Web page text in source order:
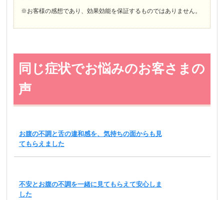
※お客様の感想であり、効果効能を保証するものではありません。
同じ症状でお悩みのお客さまの
声
お腹の不調と舌の違和感を、気持ちの面からも見
てもらえました
不安とお腹の不調を一緒に見てもらえて安心しま
した